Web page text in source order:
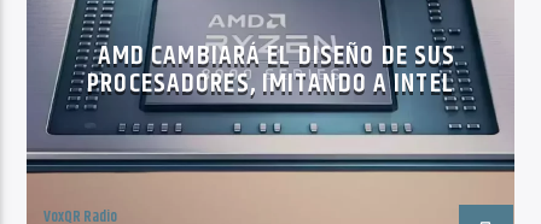
AMD CAMBIARÁ EL DISEÑO DE SUS
PROCESADORES, IMITANDO A INTEL
VoxQR Radio